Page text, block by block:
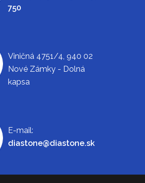
750
Viničná 4751/4, 940 02
Nové Zámky - Dolná
kapsa
E-mail:
diastone@diastone.sk